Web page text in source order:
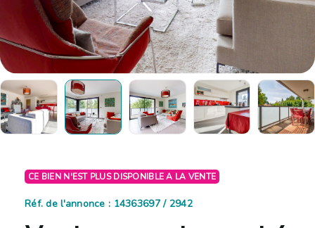
CE BIEN N'EST PLUS DISPONIBLE A LA VENTE
Réf. de l'annonce : 14363697 / 2942